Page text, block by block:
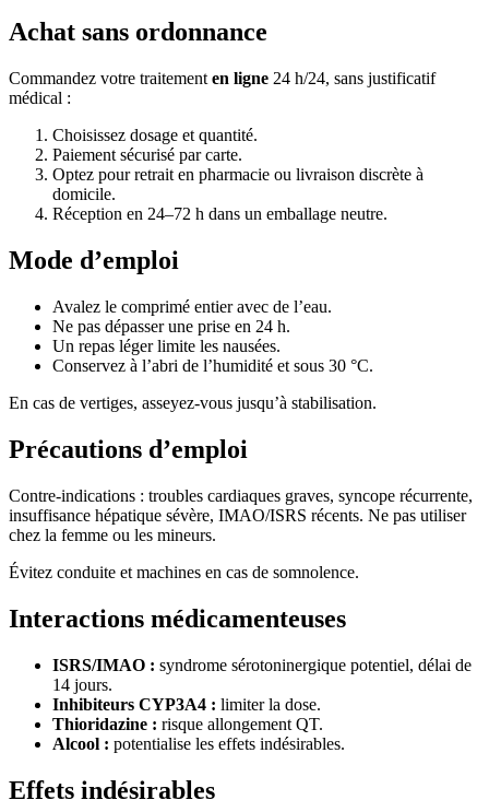
Achat sans ordonnance
Commandez votre traitement en ligne 24 h/24, sans justificatif
médical :
Choisissez dosage et quantité.
Paiement sécurisé par carte.
Optez pour retrait en pharmacie ou livraison discrète à
domicile.
Réception en 24–72 h dans un emballage neutre.
Mode d’emploi
Avalez le comprimé entier avec de l’eau.
Ne pas dépasser une prise en 24 h.
Un repas léger limite les nausées.
Conservez à l’abri de l’humidité et sous 30 °C.
En cas de vertiges, asseyez-vous jusqu’à stabilisation.
Précautions d’emploi
Contre-indications : troubles cardiaques graves, syncope récurrente,
insuffisance hépatique sévère, IMAO/ISRS récents. Ne pas utiliser
chez la femme ou les mineurs.
Évitez conduite et machines en cas de somnolence.
Interactions médicamenteuses
ISRS/IMAO : syndrome sérotoninergique potentiel, délai de
14 jours.
Inhibiteurs CYP3A4 : limiter la dose.
Thioridazine : risque allongement QT.
Alcool : potentialise les effets indésirables.
Effets indésirables